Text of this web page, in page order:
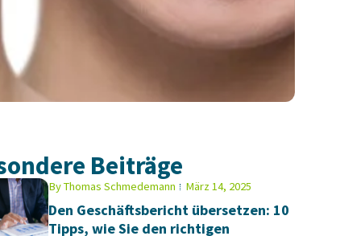
Beiträge
ByThomas Schmedemann März 14, 2025
Den Geschäftsbericht übersetzen: 10
Tipps, wie Sie den richtigen